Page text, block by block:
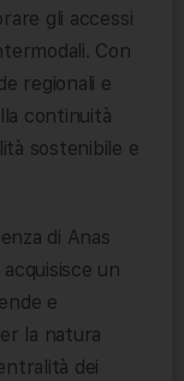
gli accessi
Con
regionali e
continuità
sostenibile e
di Anas
un
e
la natura
dei